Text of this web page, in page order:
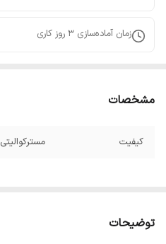
زمان آماده‌سازی 3 روز کاری
مشخصات
کیفیت مسترکوالیتی
توضیحات